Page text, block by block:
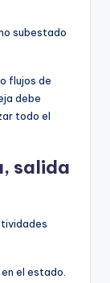
subestado
flujos de
debe
todo el
salida
el estado.